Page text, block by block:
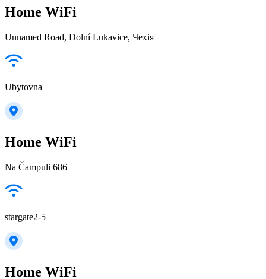
Home WiFi
Unnamed Road, Dolní Lukavice, Чехія
Ubytovna
Home WiFi
Na Čampuli 686
stargate2-5
Home WiFi